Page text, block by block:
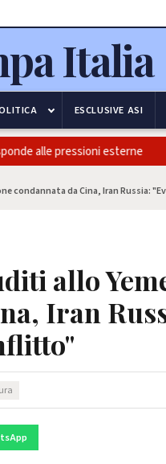
ESCLUSIVE ASI
alle pressioni esterne
condannata da Cina, Iran Russia:
allo
Iran